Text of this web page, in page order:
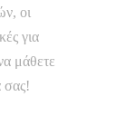
οι
για
μάθετε
σας!